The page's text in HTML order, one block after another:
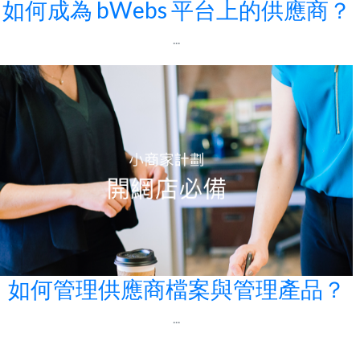
如何成為 bWebs 平台上的供應商？
如何管理供應商檔案與管理產品？
...